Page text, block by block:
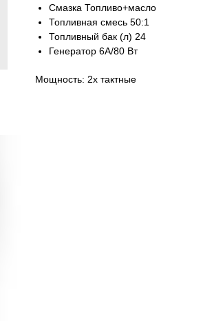
Смазка Топливо+масло
Топливная смесь 50:1
Топливный бак (л) 24
Генератор 6А/80 Вт
Мощность: 2х тактные